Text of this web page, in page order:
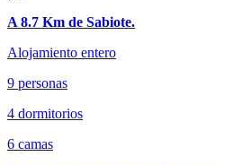
A 8.7 Km de Sabiote.
Alojamiento entero
9 personas
4 dormitorios
6 camas